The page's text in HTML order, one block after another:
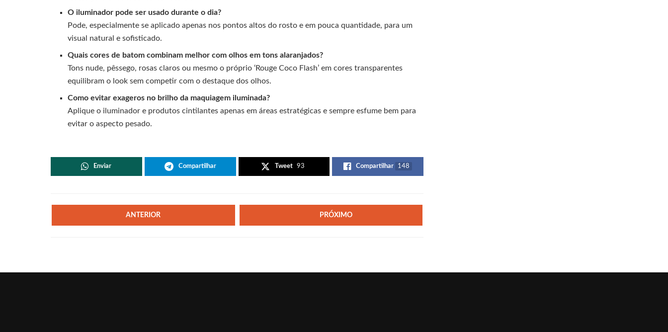
O iluminador pode ser usado durante o dia?
Pode, especialmente se aplicado apenas nos pontos altos do rosto e em pouca quantidade, para um
visual natural e sofisticado.
Quais cores de batom combinam melhor com olhos em tons alaranjados?
Tons nude, pêssego, rosas claros ou mesmo o próprio ‘Rouge Coco Flash’ em cores transparentes
equilibram o look sem competir com o destaque dos olhos.
Como evitar exageros no brilho da maquiagem iluminada?
Aplique o iluminador e produtos cintilantes apenas em áreas estratégicas e sempre esfume bem para
evitar o aspecto pesado.
Enviar Compartilhar Tweet 93 Compartilhar 148
ANTERIOR PRÓXIMO